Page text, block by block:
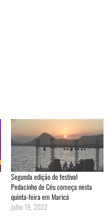
Segunda edição do festival
Pedacinho de Céu começa nesta
quinta-feira em Maricá
julho 19, 2022